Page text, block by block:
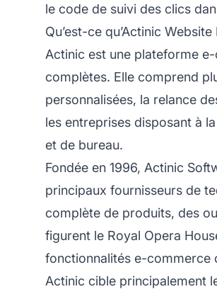
le code de suivi des clics
Qu’est-ce qu’Actinic
Actinic est une plateforme
complètes. Elle comprend
personnalisées, la relance
les entreprises disposant à
et de bureau.
Fondée en 1996, Actinic
principaux fournisseurs de
complète de produits, des
figurent le Royal Opera
fonctionnalités e-commerce
Actinic cible principalement